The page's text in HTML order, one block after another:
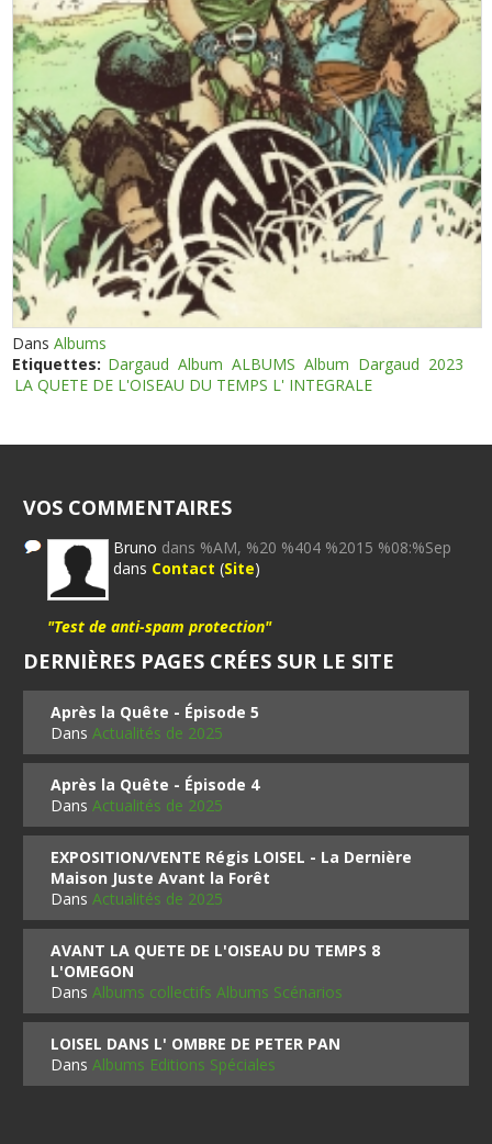
DansAlbums
Etiquettes: Dargaud Album ALBUMS Album Dargaud 2023
LA QUETE DE L'OISEAU DU TEMPS L' INTEGRALE
VOS COMMENTAIRES
Bruno dans %AM, %20 %404 %2015 %08:%Sep
dans Contact (Site)
"Test de anti-spam protection"
DERNIÈRES PAGES CRÉES SUR LE SITE
Après la Quête - Épisode 5
DansActualités de 2025
Après la Quête - Épisode 4
DansActualités de 2025
EXPOSITION/VENTE Régis LOISEL - La Dernière
Maison Juste Avant la Forêt
DansActualités de 2025
AVANT LA QUETE DE L'OISEAU DU TEMPS 8
L'OMEGON
DansAlbums collectifs Albums Scénarios
LOISEL DANS L' OMBRE DE PETER PAN
DansAlbums Editions Spéciales